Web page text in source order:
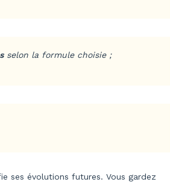
selon la formule choisie ;
ses évolutions futures. Vous gardez